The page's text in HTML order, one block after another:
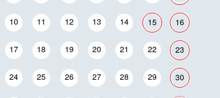
10 11 12 13 14 15 16
17 18 19 20 21 22 23
24 25 26 27 28 29 30